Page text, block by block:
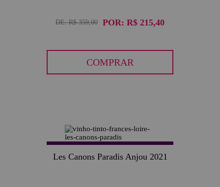
DE:R$ 359,00 POR: R$ 215,40
COMPRAR
Les Canons Paradis Anjou 2021